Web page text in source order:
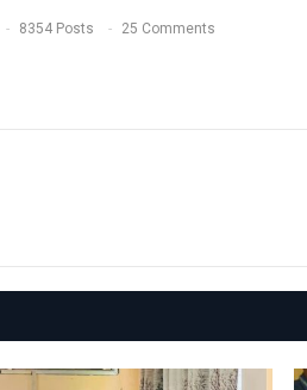
8354 Posts 25 Comments